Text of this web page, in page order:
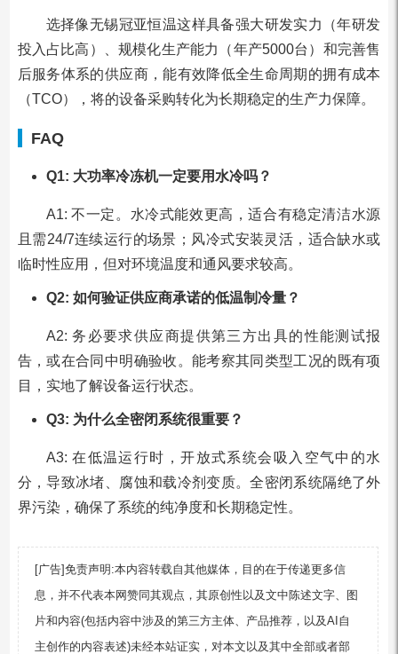
选择像无锡冠亚恒温这样具备强大研发实力（年研发
投入占比高）、规模化生产能力（年产5000台）和完善售
后服务体系的供应商，能有效降低全生命周期的拥有成本
（TCO），将的设备采购转化为长期稳定的生产力保障。
FAQ
Q1: 大功率冷冻机一定要用水冷吗？
A1: 不一定。水冷式能效更高，适合有稳定清洁水源
且需24/7连续运行的场景；风冷式安装灵活，适合缺水或
临时性应用，但对环境温度和通风要求较高。
Q2: 如何验证供应商承诺的低温制冷量？
A2: 务必要求供应商提供第三方出具的性能测试报
告，或在合同中明确验收。能考察其同类型工况的既有项
目，实地了解设备运行状态。
Q3: 为什么全密闭系统很重要？
A3: 在低温运行时，开放式系统会吸入空气中的水
分，导致冰堵、腐蚀和载冷剂变质。全密闭系统隔绝了外
界污染，确保了系统的纯净度和长期稳定性。
[广告]免责声明:本内容转载自其他媒体，目的在于传递更多信
息，并不代表本网赞同其观点，其原创性以及文中陈述文字、图
片和内容(包括内容中涉及的第三方主体、产品推荐，以及AI自
主创作的内容表述)未经本站证实，对本文以及其中全部或者部